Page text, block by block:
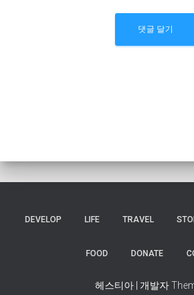
DEVELOP LIFE TRAVEL
FOOD DONATE
헤스티아 | 개발자